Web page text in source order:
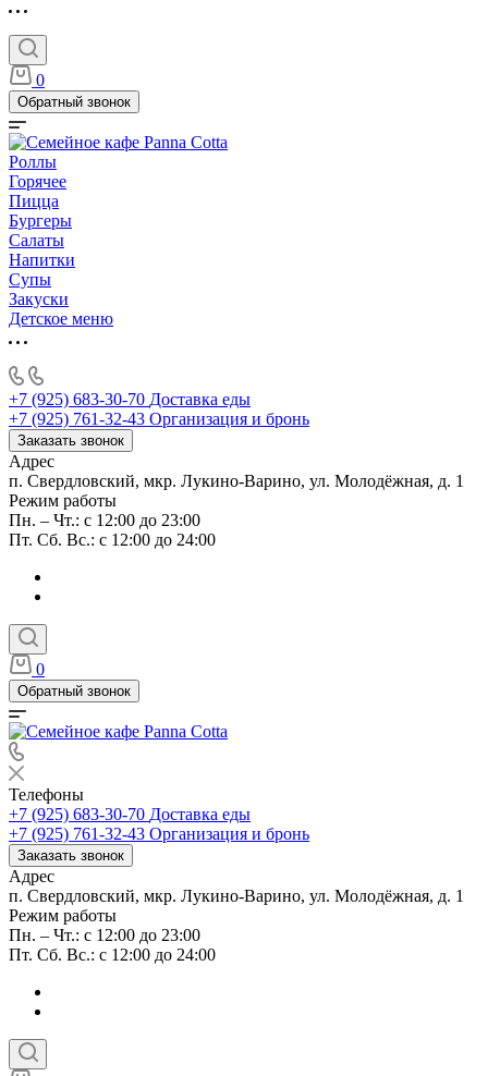
0
Обратный звонок
Роллы
Горячее
Пицца
Бургеры
Салаты
Напитки
Супы
Закуски
Детское меню
+7 (925) 683-30-70 Доставка еды
+7 (925) 761-32-43 Организация и бронь
Заказать звонок
Адрес
п. Свердловский, мкр. Лукино-Варино, ул. Молодёжная, д. 1
Режим работы
Пн. – Чт.: с 12:00 до 23:00
Пт. Сб. Вс.: с 12:00 до 24:00
0
Обратный звонок
Телефоны
+7 (925) 683-30-70 Доставка еды
+7 (925) 761-32-43 Организация и бронь
Заказать звонок
Адрес
п. Свердловский, мкр. Лукино-Варино, ул. Молодёжная, д. 1
Режим работы
Пн. – Чт.: с 12:00 до 23:00
Пт. Сб. Вс.: с 12:00 до 24:00